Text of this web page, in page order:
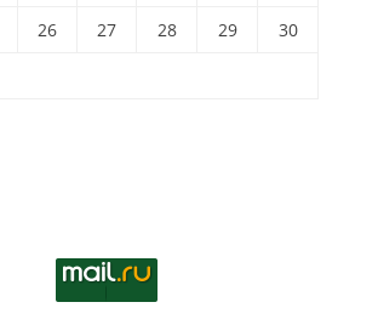
26 27 28 29
30